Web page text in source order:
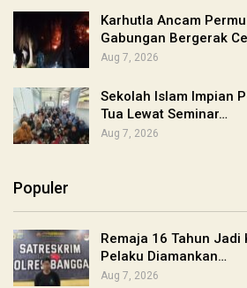
Karhutla Ancam
Gabungan Bergerak
Aug 7, 2026
Sekolah Islam Impian
Tua Lewat Seminar…
Aug 7, 2026
Populer
Remaja 16 Tahun
Pelaku Diamankan…
Aug 7, 2026